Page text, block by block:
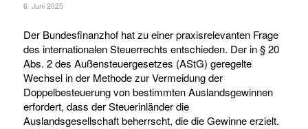
6. Juni 2025
Der Bundesfinanzhof hat zu einer praxisrelevanten Frage
des internationalen Steuerrechts entschieden. Der in § 20
Abs. 2 des Außensteuergesetzes (AStG) geregelte
Wechsel in der Methode zur Vermeidung der
Doppelbesteuerung von bestimmten Auslandsgewinnen
erfordert, dass der Steuerinländer die
Auslandsgesellschaft beherrscht, die die Gewinne erzielt.